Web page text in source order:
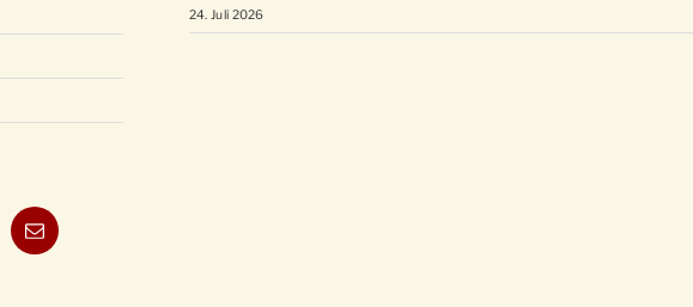
24. Juli 2026
E-
Mail